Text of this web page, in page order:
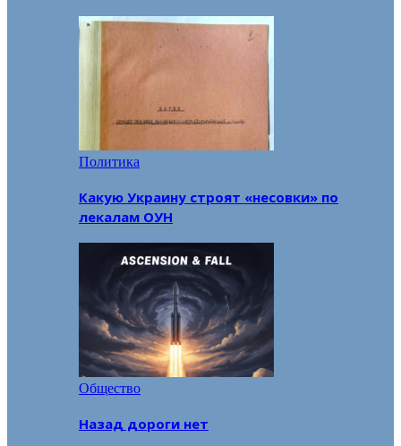
Политика
Какую Украину строят «несовки» по
лекалам ОУН
Общество
Назад дороги нет